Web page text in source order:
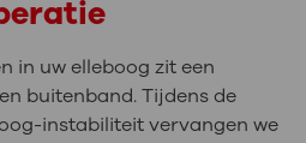
in uw elleboog zit een
buitenband. Tijdens de
instabiliteit vervangen we